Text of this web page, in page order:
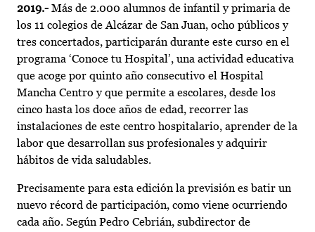
2019.- Más de 2.000 alumnos de infantil y primaria de
los 11 colegios de Alcázar de San Juan, ocho públicos y
tres concertados, participarán durante este curso en el
programa ‘Conoce tu Hospital’, una actividad educativa
que acoge por quinto año consecutivo el Hospital
Mancha Centro y que permite a escolares, desde los
cinco hasta los doce años de edad, recorrer las
instalaciones de este centro hospitalario, aprender de la
labor que desarrollan sus profesionales y adquirir
hábitos de vida saludables.
Precisamente para esta edición la previsión es batir un
nuevo récord de participación, como viene ocurriendo
cada año. Según Pedro Cebrián, subdirector de